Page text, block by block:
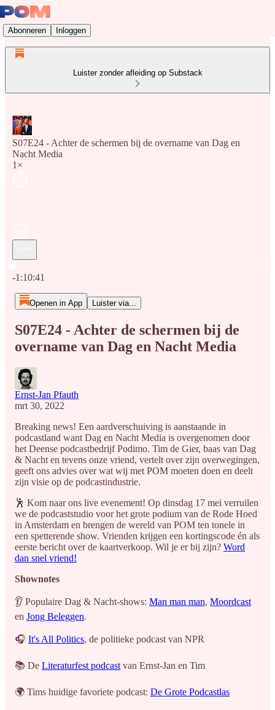
Abonneren Inloggen
Luister zonder afleiding op Substack
S07E24 - Achter de schermen bij de overname van Dag en
Nacht Media
1×
-1:10:41
Openen in App Luister via...
S07E24 - Achter de schermen bij de
overname van Dag en Nacht Media
Ernst-Jan Pfauth
mrt 30, 2022
Breaking news! Een aardverschuiving is aanstaande in
podcastland want Dag en Nacht Media is overgenomen door
het Deense podcastbedrijf Podimo. Tim de Gier, baas van Dag
& Nacht en tevens onze vriend, vertelt over zijn overwegingen,
geeft ons advies over wat wij met POM moeten doen en deelt
zijn visie op de podcastindustrie.
🕺 Kom naar ons live evenement! Op dinsdag 17 mei verruilen
we de podcaststudio voor het grote podium van de Rode Hoed
in Amsterdam en brengen de wereld van POM ten tonele in
een spetterende show. Vrienden krijgen een kortingscode én als
eerste bericht over de kaartverkoop. Wil je er bij zijn? Word
dan snel vriend!
Shownotes
👂 Populaire Dag & Nacht-shows: Man man man, Moordcast
en Jong Beleggen.
🎧 It's All Politics, de politieke podcast van NPR
📚 De Literaturfest podcast van Ernst-Jan en Tim
🌍 Tims huidige favoriete podcast: De Grote Podcastlas